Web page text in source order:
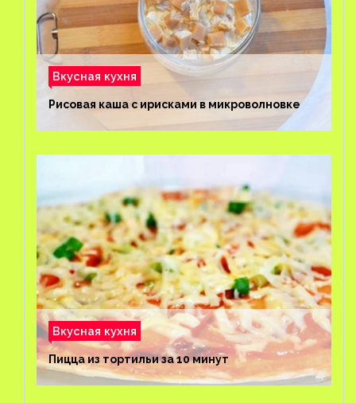
Вкусная кухня
Рисовая каша с ирисками в микроволновке
Вкусная кухня
Пицца из тортильи за 10 минут